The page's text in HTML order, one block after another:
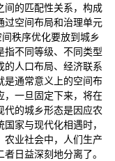
间的匹配性关系，构成
过空间布局和治理单元
秩序优化要放到城乡
指不同等级、不同类型
的人口布局、经济联系
是通常意义上的空间布
，一旦固定下来，将在
代的城乡形态是因应农
家与现代化相遇时，
农业社会中，人们生产
日益深刻地分离了。